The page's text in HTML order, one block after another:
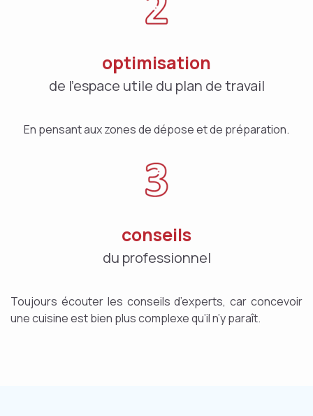
optimisation
de l’espace utile du plan de travail
En pensant aux zones de dépose et de préparation.
conseils
du professionnel
Toujours écouter les conseils d’experts, car concevoir
une cuisine est bien plus complexe qu’il n’y paraît.